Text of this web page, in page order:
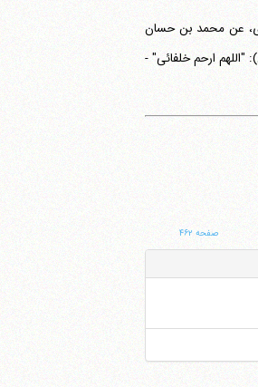
عن محمد بن حسان
ارحم خلفائی" -
صفحه ۴۶۲